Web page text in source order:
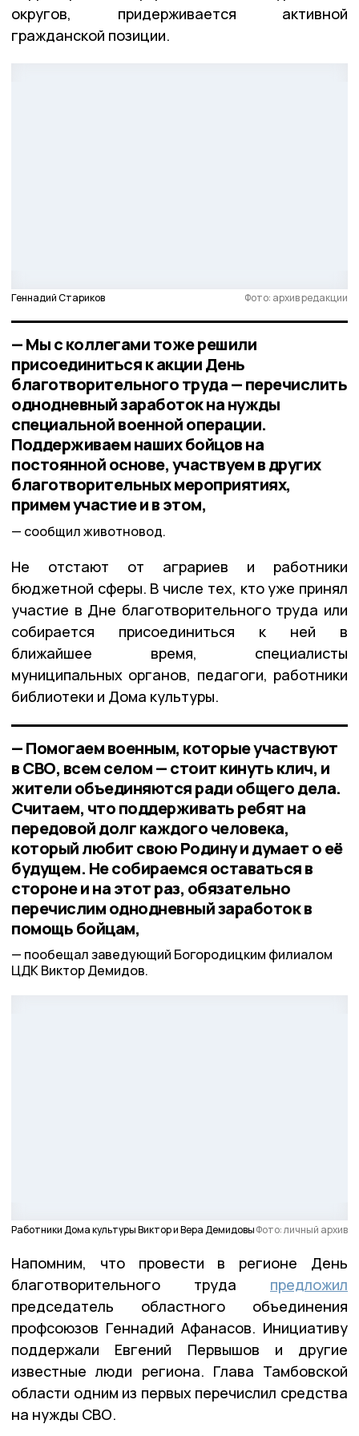
округов, придерживается активной
гражданской позиции.
Геннадий Стариков Фото: архив редакции
— Мы с коллегами тоже решили
присоединиться к акции День
благотворительного труда — перечислить
однодневный заработок на нужды
специальной военной операции.
Поддерживаем наших бойцов на
постоянной основе, участвуем в других
благотворительных мероприятиях,
примем участие и в этом,
сообщил животновод.
Не отстают от аграриев и работники
бюджетной сферы. В числе тех, кто уже принял
участие в Дне благотворительного труда или
собирается присоединиться к ней в
ближайшее время, специалисты
муниципальных органов, педагоги, работники
библиотеки и Дома культуры.
— Помогаем военным, которые участвуют
в СВО, всем селом — стоит кинуть клич, и
жители объединяются ради общего дела.
Считаем, что поддерживать ребят на
передовой долг каждого человека,
который любит свою Родину и думает о её
будущем. Не собираемся оставаться в
стороне и на этот раз, обязательно
перечислим однодневный заработок в
помощь бойцам,
пообещал заведующий Богородицким филиалом
ЦДК Виктор Демидов.
Работники Дома культуры Виктор и Вера ДемидовыФото: личный архив
Напомним, что провести в регионе День
благотворительного труда предложил
председатель областного объединения
профсоюзов Геннадий Афанасов. Инициативу
поддержали Евгений Первышов и другие
известные люди региона. Глава Тамбовской
области одним из первых перечислил средства
на нужды СВО.